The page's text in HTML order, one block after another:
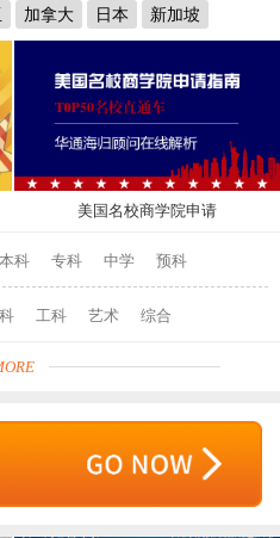
加拿大 日本 新加坡
美国名校商学院申请
本科 专科 中学 预科
工科 艺术 综合